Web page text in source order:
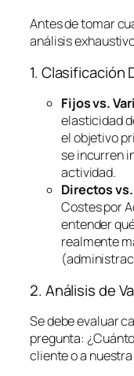
Antes de tomar
análisis
1. Clasificación
Fijos vs.
elasticidad
el objetivo
se incurren
actividad.
Directos
Costes por
entender
realmente
2. Análisis de
Se debe evaluar
pregunta:
cliente o a